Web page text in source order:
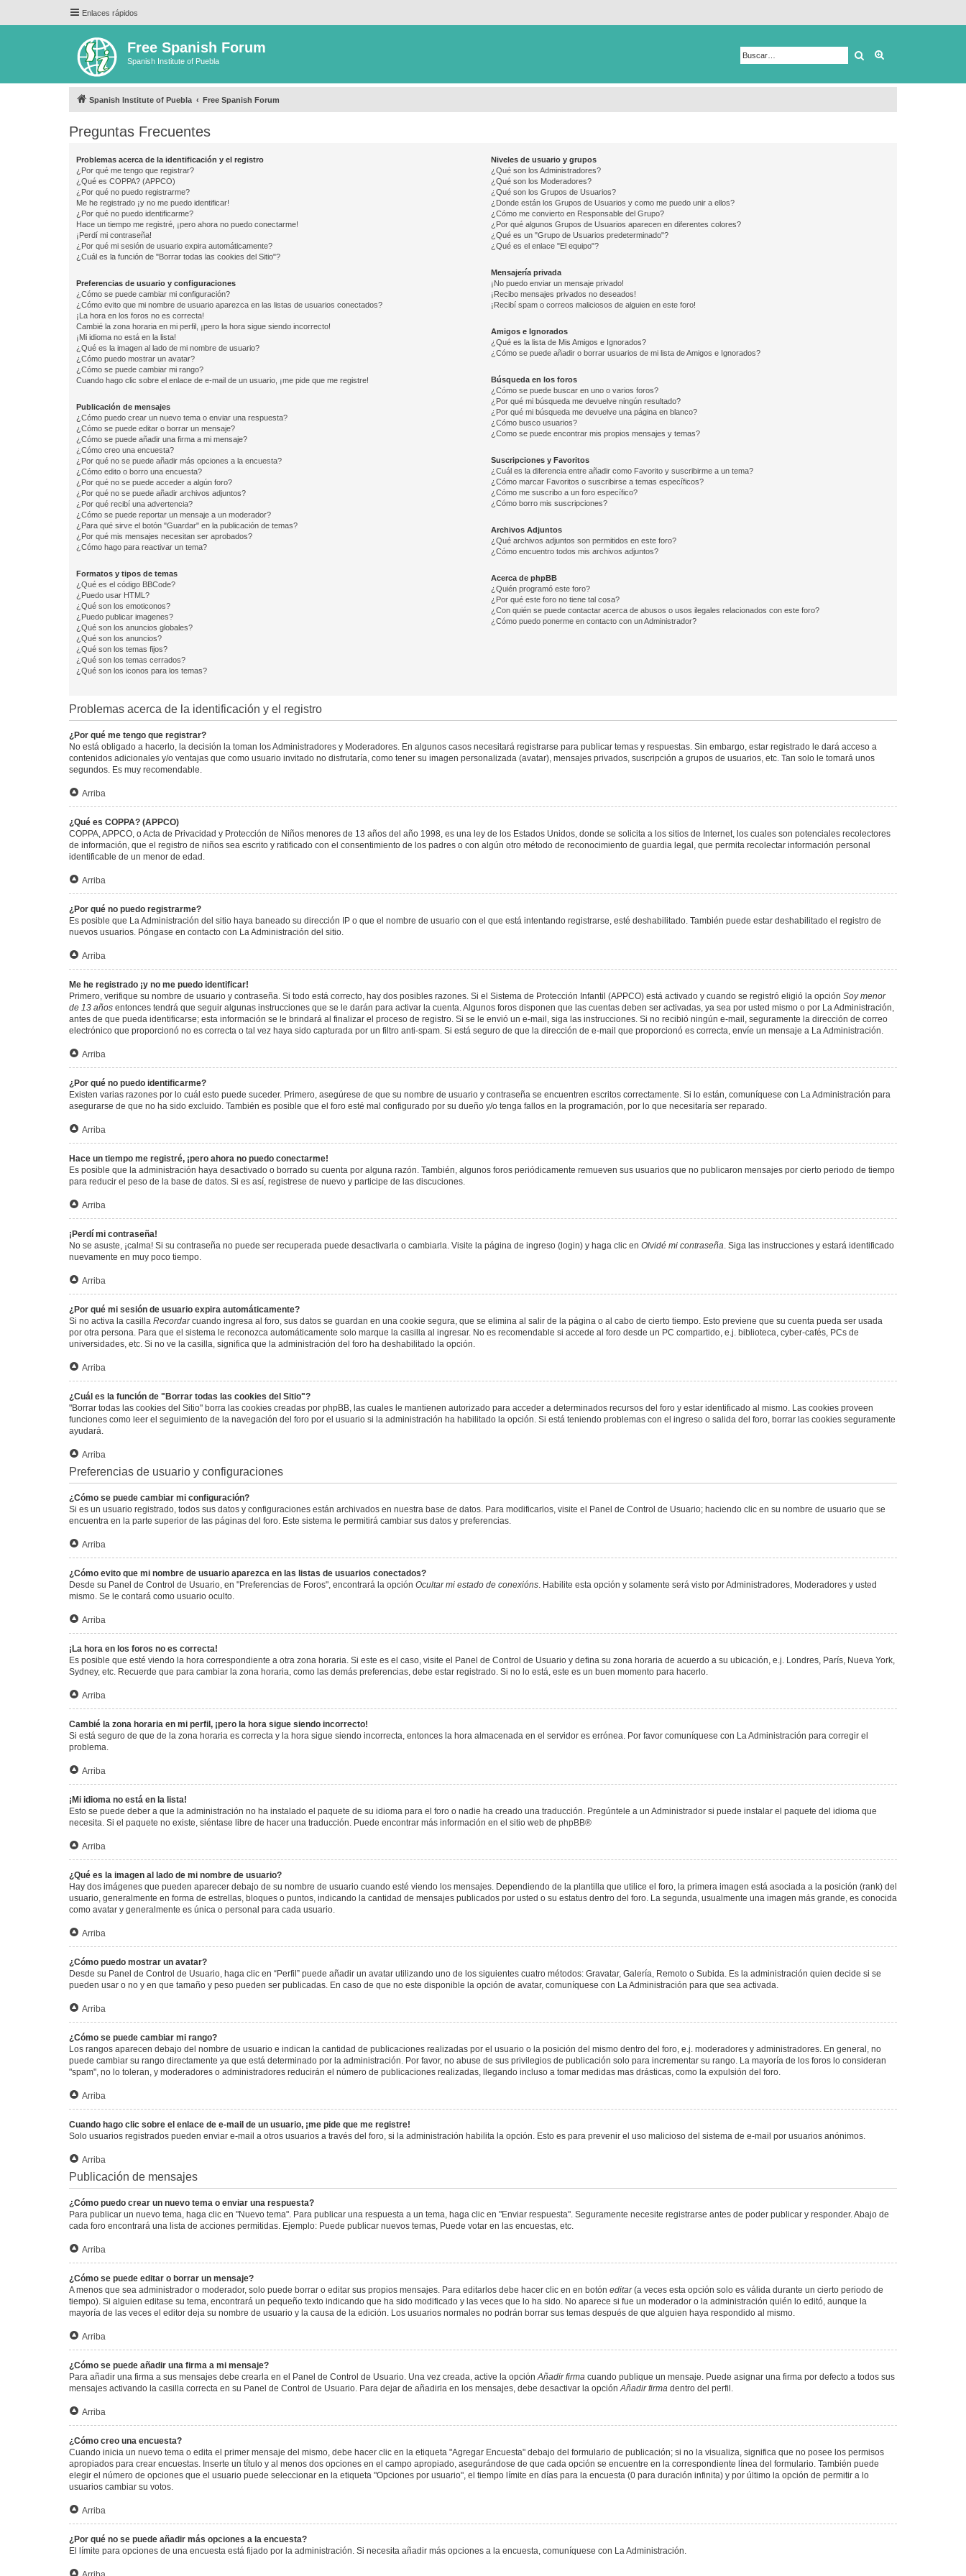
Enlaces rápidos
Free Spanish Forum
Spanish Institute of Puebla Buscar
Spanish Institute of Puebla Free Spanish Forum
Preguntas Frecuentes
Problemas acerca de la identificación y el registro
¿Por qué me tengo que registrar?
¿Qué es COPPA? (APPCO)
¿Por qué no puedo registrarme?
Me he registrado ¡y no me puedo identificar!
¿Por qué no puedo identificarme?
Hace un tiempo me registré, ¡pero ahora no puedo conectarme!
¡Perdí mi contraseña!
¿Por qué mi sesión de usuario expira automáticamente?
¿Cuál es la función de "Borrar todas las cookies del Sitio"?
Preferencias de usuario y configuraciones
¿Cómo se puede cambiar mi configuración?
¿Cómo evito que mi nombre de usuario aparezca en las listas de usuarios conectados?
¡La hora en los foros no es correcta!
Cambié la zona horaria en mi perfil, ¡pero la hora sigue siendo incorrecto!
¡Mi idioma no está en la lista!
¿Qué es la imagen al lado de mi nombre de usuario?
¿Cómo puedo mostrar un avatar?
¿Cómo se puede cambiar mi rango?
Cuando hago clic sobre el enlace de e-mail de un usuario, ¡me pide que me registre!
Publicación de mensajes
¿Cómo puedo crear un nuevo tema o enviar una respuesta?
¿Cómo se puede editar o borrar un mensaje?
¿Cómo se puede añadir una firma a mi mensaje?
¿Cómo creo una encuesta?
¿Por qué no se puede añadir más opciones a la encuesta?
¿Cómo edito o borro una encuesta?
¿Por qué no se puede acceder a algún foro?
¿Por qué no se puede añadir archivos adjuntos?
¿Por qué recibí una advertencia?
¿Cómo se puede reportar un mensaje a un moderador?
¿Para qué sirve el botón "Guardar" en la publicación de temas?
¿Por qué mis mensajes necesitan ser aprobados?
¿Cómo hago para reactivar un tema?
Formatos y tipos de temas
¿Qué es el código BBCode?
¿Puedo usar HTML?
¿Qué son los emoticonos?
¿Puedo publicar imagenes?
¿Qué son los anuncios globales?
¿Qué son los anuncios?
¿Qué son los temas fijos?
¿Qué son los temas cerrados?
¿Qué son los iconos para los temas?
Niveles de usuario y grupos
¿Qué son los Administradores?
¿Qué son los Moderadores?
¿Qué son los Grupos de Usuarios?
¿Donde están los Grupos de Usuarios y como me puedo unir a ellos?
¿Cómo me convierto en Responsable del Grupo?
¿Por qué algunos Grupos de Usuarios aparecen en diferentes colores?
¿Qué es un "Grupo de Usuarios predeterminado"?
¿Qué es el enlace "El equipo"?
Mensajería privada
¡No puedo enviar un mensaje privado!
¡Recibo mensajes privados no deseados!
¡Recibí spam o correos maliciosos de alguien en este foro!
Amigos e Ignorados
¿Qué es la lista de Mis Amigos e Ignorados?
¿Cómo se puede añadir o borrar usuarios de mi lista de Amigos e Ignorados?
Búsqueda en los foros
¿Cómo se puede buscar en uno o varios foros?
¿Por qué mi búsqueda me devuelve ningún resultado?
¿Por qué mi búsqueda me devuelve una página en blanco?
¿Cómo busco usuarios?
¿Como se puede encontrar mis propios mensajes y temas?
Suscripciones y Favoritos
¿Cuál es la diferencia entre añadir como Favorito y suscribirme a un tema?
¿Cómo marcar Favoritos o suscribirse a temas específicos?
¿Cómo me suscribo a un foro específico?
¿Cómo borro mis suscripciones?
Archivos Adjuntos
¿Qué archivos adjuntos son permitidos en este foro?
¿Cómo encuentro todos mis archivos adjuntos?
Acerca de phpBB
¿Quién programó este foro?
¿Por qué este foro no tiene tal cosa?
¿Con quién se puede contactar acerca de abusos o usos ilegales relacionados con este foro?
¿Cómo puedo ponerme en contacto con un Administrador?
Problemas acerca de la identificación y el registro
¿Por qué me tengo que registrar?
No está obligado a hacerlo, la decisión la toman los Administradores y Moderadores. En algunos casos necesitará registrarse para publicar temas y respuestas. Sin embargo, estar registrado le dará acceso a
contenidos adicionales y/o ventajas que como usuario invitado no disfrutaría, como tener su imagen personalizada (avatar), mensajes privados, suscripción a grupos de usuarios, etc. Tan solo le tomará unos
segundos. Es muy recomendable.
Arriba
¿Qué es COPPA? (APPCO)
COPPA, APPCO, o Acta de Privacidad y Protección de Niños menores de 13 años del año 1998, es una ley de los Estados Unidos, donde se solicita a los sitios de Internet, los cuales son potenciales recolectores
de información, que el registro de niños sea escrito y ratificado con el consentimiento de los padres o con algún otro método de reconocimiento de guardia legal, que permita recolectar información personal
identificable de un menor de edad.
Arriba
¿Por qué no puedo registrarme?
Es posible que La Administración del sitio haya baneado su dirección IP o que el nombre de usuario con el que está intentando registrarse, esté deshabilitado. También puede estar deshabilitado el registro de
nuevos usuarios. Póngase en contacto con La Administración del sitio.
Arriba
Me he registrado ¡y no me puedo identificar!
Primero, verifique su nombre de usuario y contraseña. Si todo está correcto, hay dos posibles razones. Si el Sistema de Protección Infantil (APPCO) está activado y cuando se registró eligió la opción Soy menor
de 13 años entonces tendrá que seguir algunas instrucciones que se le darán para activar la cuenta. Algunos foros disponen que las cuentas deben ser activadas, ya sea por usted mismo o por La Administración,
antes de que pueda identificarse; esta información se le brindará al finalizar el proceso de registro. Si se le envió un e-mail, siga las instrucciones. Si no recibió ningún e-mail, seguramente la dirección de correo
electrónico que proporcionó no es correcta o tal vez haya sido capturada por un filtro anti-spam. Si está seguro de que la dirección de e-mail que proporcionó es correcta, envíe un mensaje a La Administración.
Arriba
¿Por qué no puedo identificarme?
Existen varias razones por lo cuál esto puede suceder. Primero, asegúrese de que su nombre de usuario y contraseña se encuentren escritos correctamente. Si lo están, comuníquese con La Administración para
asegurarse de que no ha sido excluido. También es posible que el foro esté mal configurado por su dueño y/o tenga fallos en la programación, por lo que necesitaría ser reparado.
Arriba
Hace un tiempo me registré, ¡pero ahora no puedo conectarme!
Es posible que la administración haya desactivado o borrado su cuenta por alguna razón. También, algunos foros periódicamente remueven sus usuarios que no publicaron mensajes por cierto periodo de tiempo
para reducir el peso de la base de datos. Si es así, registrese de nuevo y participe de las discuciones.
Arriba
¡Perdí mi contraseña!
No se asuste, ¡calma! Si su contraseña no puede ser recuperada puede desactivarla o cambiarla. Visite la página de ingreso (login) y haga clic en Olvidé mi contraseña. Siga las instrucciones y estará identificado
nuevamente en muy poco tiempo.
Arriba
¿Por qué mi sesión de usuario expira automáticamente?
Si no activa la casilla Recordarcuando ingresa al foro, sus datos se guardan en una cookie segura, que se elimina al salir de la página o al cabo de cierto tiempo. Esto previene que su cuenta pueda ser usada
por otra persona. Para que el sistema le reconozca automáticamente solo marque la casilla al ingresar. No es recomendable si accede al foro desde un PC compartido, e.j. biblioteca, cyber-cafés, PCs de
universidades, etc. Si no ve la casilla, significa que la administración del foro ha deshabilitado la opción.
Arriba
¿Cuál es la función de "Borrar todas las cookies del Sitio"?
"Borrar todas las cookies del Sitio" borra las cookies creadas por phpBB, las cuales le mantienen autorizado para acceder a determinados recursos del foro y estar identificado al mismo. Las cookies proveen
funciones como leer el seguimiento de la navegación del foro por el usuario si la administración ha habilitado la opción. Si está teniendo problemas con el ingreso o salida del foro, borrar las cookies seguramente
ayudará.
Arriba
Preferencias de usuario y configuraciones
¿Cómo se puede cambiar mi configuración?
Si es un usuario registrado, todos sus datos y configuraciones están archivados en nuestra base de datos. Para modificarlos, visite el Panel de Control de Usuario; haciendo clic en su nombre de usuario que se
encuentra en la parte superior de las páginas del foro. Este sistema le permitirá cambiar sus datos y preferencias.
Arriba
¿Cómo evito que mi nombre de usuario aparezca en las listas de usuarios conectados?
Desde su Panel de Control de Usuario, en "Preferencias de Foros", encontrará la opción Ocultar mi estado de conexións. Habilite esta opción y solamente será visto por Administradores, Moderadores y usted
mismo. Se le contará como usuario oculto.
Arriba
¡La hora en los foros no es correcta!
Es posible que esté viendo la hora correspondiente a otra zona horaria. Si este es el caso, visite el Panel de Control de Usuario y defina su zona horaria de acuerdo a su ubicación, e.j. Londres, París, Nueva York,
Sydney, etc. Recuerde que para cambiar la zona horaria, como las demás preferencias, debe estar registrado. Si no lo está, este es un buen momento para hacerlo.
Arriba
Cambié la zona horaria en mi perfil, ¡pero la hora sigue siendo incorrecto!
Si está seguro de que de la zona horaria es correcta y la hora sigue siendo incorrecta, entonces la hora almacenada en el servidor es errónea. Por favor comuníquese con La Administración para corregir el
problema.
Arriba
¡Mi idioma no está en la lista!
Esto se puede deber a que la administración no ha instalado el paquete de su idioma para el foro o nadie ha creado una traducción. Pregúntele a un Administrador si puede instalar el paquete del idioma que
necesita. Si el paquete no existe, siéntase libre de hacer una traducción. Puede encontrar más información en el sitio web de phpBB®
Arriba
¿Qué es la imagen al lado de mi nombre de usuario?
Hay dos imágenes que pueden aparecer debajo de su nombre de usuario cuando esté viendo los mensajes. Dependiendo de la plantilla que utilice el foro, la primera imagen está asociada a la posición (rank) del
usuario, generalmente en forma de estrellas, bloques o puntos, indicando la cantidad de mensajes publicados por usted o su estatus dentro del foro. La segunda, usualmente una imagen más grande, es conocida
como avatar y generalmente es única o personal para cada usuario.
Arriba
¿Cómo puedo mostrar un avatar?
Desde su Panel de Control de Usuario, haga clic en “Perfil” puede añadir un avatar utilizando uno de los siguientes cuatro métodos: Gravatar, Galería, Remoto o Subida. Es la administración quien decide si se
pueden usar o no y en que tamaño y peso pueden ser publicadas. En caso de que no este disponible la opción de avatar, comuníquese con La Administración para que sea activada.
Arriba
¿Cómo se puede cambiar mi rango?
Los rangos aparecen debajo del nombre de usuario e indican la cantidad de publicaciones realizadas por el usuario o la posición del mismo dentro del foro, e.j. moderadores y administradores. En general, no
puede cambiar su rango directamente ya que está determinado por la administración. Por favor, no abuse de sus privilegios de publicación solo para incrementar su rango. La mayoría de los foros lo consideran
"spam", no lo toleran, y moderadores o administradores reducirán el número de publicaciones realizadas, llegando incluso a tomar medidas mas drásticas, como la expulsión del foro.
Arriba
Cuando hago clic sobre el enlace de e-mail de un usuario, ¡me pide que me registre!
Solo usuarios registrados pueden enviar e-mail a otros usuarios a través del foro, si la administración habilita la opción. Esto es para prevenir el uso malicioso del sistema de e-mail por usuarios anónimos.
Arriba
Publicación de mensajes
¿Cómo puedo crear un nuevo tema o enviar una respuesta?
Para publicar un nuevo tema, haga clic en "Nuevo tema". Para publicar una respuesta a un tema, haga clic en "Enviar respuesta". Seguramente necesite registrarse antes de poder publicar y responder. Abajo de
cada foro encontrará una lista de acciones permitidas. Ejemplo: Puede publicar nuevos temas, Puede votar en las encuestas, etc.
Arriba
¿Cómo se puede editar o borrar un mensaje?
A menos que sea administrador o moderador, solo puede borrar o editar sus propios mensajes. Para editarlos debe hacer clic en en botón editar(a veces esta opción solo es válida durante un cierto periodo de
tiempo). Si alguien editase su tema, encontrará un pequeño texto indicando que ha sido modificado y las veces que lo ha sido. No aparece si fue un moderador o la administración quién lo editó, aunque la
mayoría de las veces el editor deja su nombre de usuario y la causa de la edición. Los usuarios normales no podrán borrar sus temas después de que alguien haya respondido al mismo.
Arriba
¿Cómo se puede añadir una firma a mi mensaje?
Para añadir una firma a sus mensajes debe crearla en el Panel de Control de Usuario. Una vez creada, active la opciónAñadir firma cuando publique un mensaje. Puede asignar una firma por defecto a todos sus
mensajes activando la casilla correcta en su Panel de Control de Usuario. Para dejar de añadirla en los mensajes, debe desactivar la opciónAñadir firma dentro del perfil.
Arriba
¿Cómo creo una encuesta?
Cuando inicia un nuevo tema o edita el primer mensaje del mismo, debe hacer clic en la etiqueta "Agregar Encuesta" debajo del formulario de publicación; si no la visualiza, significa que no posee los permisos
apropiados para crear encuestas. Inserte un título y al menos dos opciones en el campo apropiado, asegurándose de que cada opción se encuentre en la correspondiente línea del formulario. También puede
elegir el número de opciones que el usuario puede seleccionar en la etiqueta "Opciones por usuario", el tiempo límite en días para la encuesta (0 para duración infinita) y por último la opción de permitir a lo
usuarios cambiar su votos.
Arriba
¿Por qué no se puede añadir más opciones a la encuesta?
El límite para opciones de una encuesta está fijado por la administración. Si necesita añadir más opciones a la encuesta, comuníquese con La Administración.